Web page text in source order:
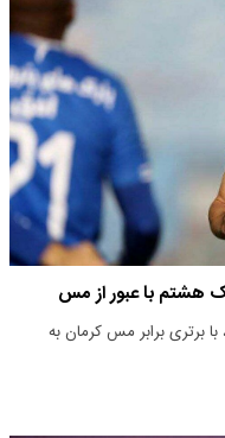
هشتم با عبور از مس
که ۱۰ نفره شده بود، با برتری برابر مس کرمان به